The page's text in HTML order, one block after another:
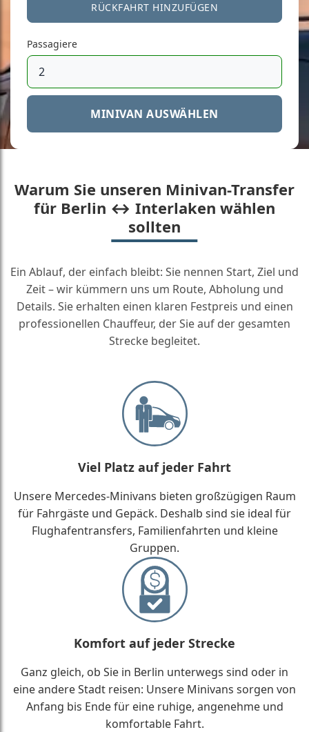
RÜCKFAHRT HINZUFÜGEN
Passagiere
MINIVAN AUSWÄHLEN
Warum Sie unseren Minivan-Transfer
für Berlin ↔ Interlaken wählen
sollten
Ein Ablauf, der einfach bleibt: Sie nennen Start, Ziel und
Zeit – wir kümmern uns um Route, Abholung und
Details. Sie erhalten einen klaren Festpreis und einen
professionellen Chauffeur, der Sie auf der gesamten
Strecke begleitet.
Viel Platz auf jeder Fahrt
Unsere Mercedes-Minivans bieten großzügigen Raum
für Fahrgäste und Gepäck. Deshalb sind sie ideal für
Flughafentransfers, Familienfahrten und kleine
Gruppen.
Komfort auf jeder Strecke
Ganz gleich, ob Sie in Berlin unterwegs sind oder in
eine andere Stadt reisen: Unsere Minivans sorgen von
Anfang bis Ende für eine ruhige, angenehme und
komfortable Fahrt.